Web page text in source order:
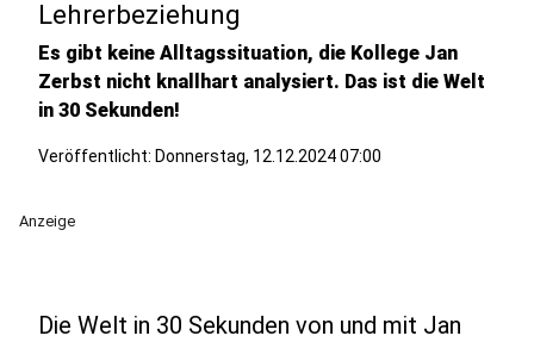
Lehrerbeziehung
Es gibt keine Alltagssituation, die Kollege Jan
Zerbst nicht knallhart analysiert. Das ist die Welt
in 30 Sekunden!
Veröffentlicht: Donnerstag, 12.12.2024 07:00
Anzeige
Die Welt in 30 Sekunden von und mit Jan